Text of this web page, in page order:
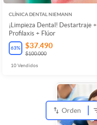
CLÍNICA DENTAL NIEMANN
¡Limpieza Dental! Destartraje +
Profilaxis + Flúor
63% $37.490
$100.000
10Vendidos
Orden